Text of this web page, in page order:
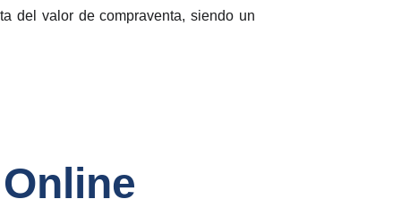
del valor de compraventa, siendo un